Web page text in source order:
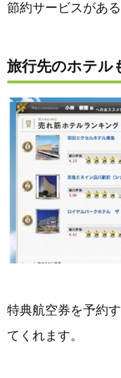
節約サービスがあ
旅行先のホテル
特典航空券を予約
てくれます。